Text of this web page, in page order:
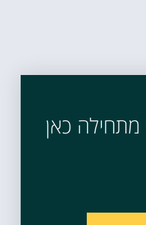
מתחילה כאן